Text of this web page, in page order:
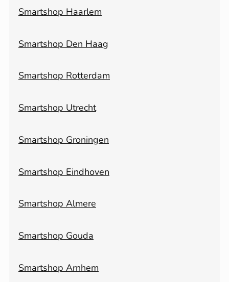
Smartshop Haarlem
Smartshop Den Haag
Smartshop Rotterdam
Smartshop Utrecht
Smartshop Groningen
Smartshop Eindhoven
Smartshop Almere
Smartshop Gouda
Smartshop Arnhem